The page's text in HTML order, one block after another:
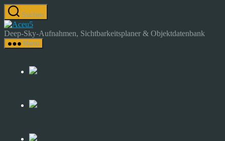
Zum
Inhalt
springen
Suchen
Astrocamp
–
Astrofotografie
Sky-
Deep-Sky-Aufnahmen, Sichtbarkeitsplaner & Objektdatenbank
Menü